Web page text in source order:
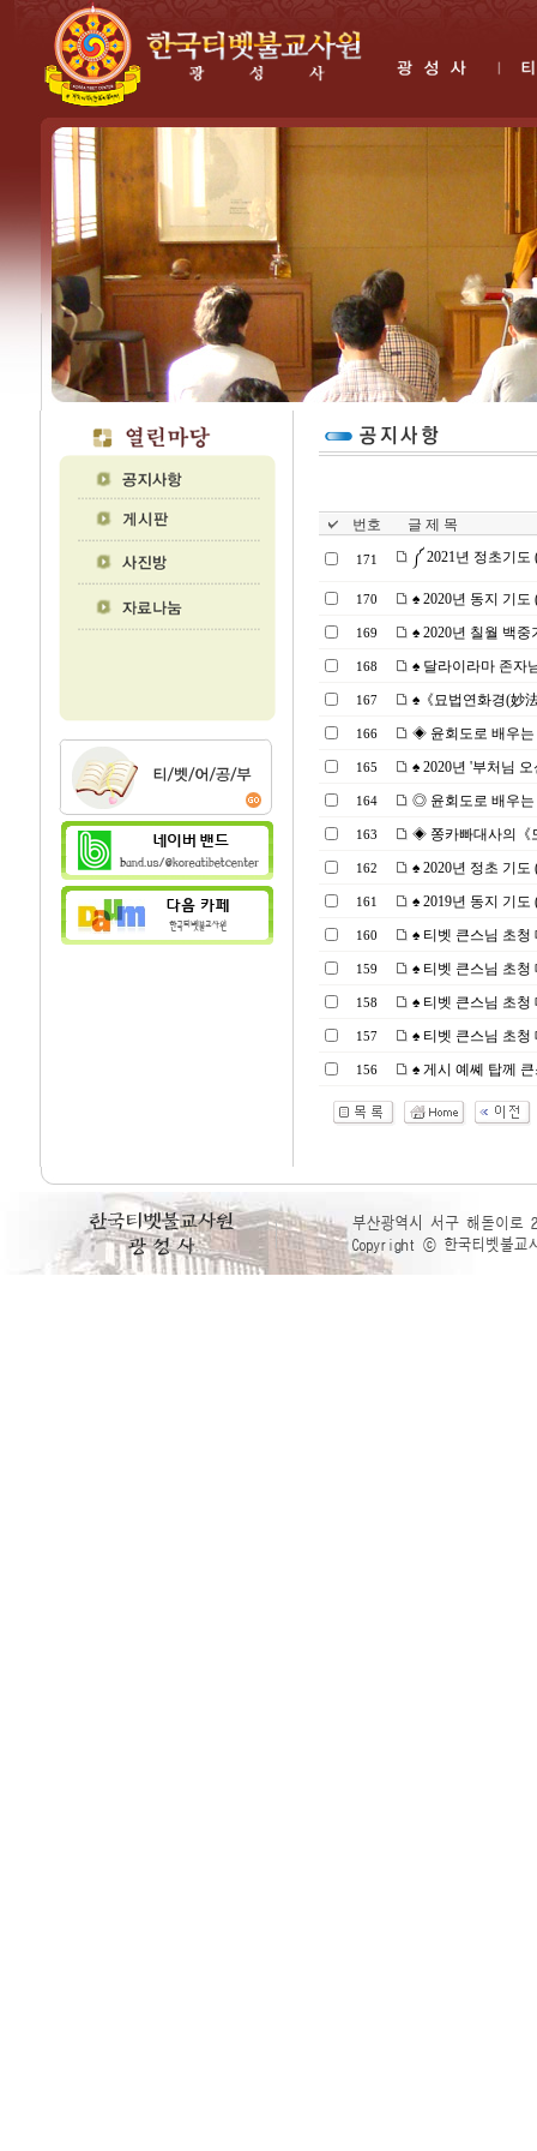
번호 글 제 목
171 ༼ 2021년 정초기도
170 ♠ 2020년 동지 기도
169 ♠ 2020년 칠월 백중
168 ♠ 달라이라마 존자
167 ♠《묘법연화경(妙
166 ◈ 윤회도로 배우는
165 ♠ 2020년 '부처님
164 ◎ 윤회도로 배우는
163 ◈ 쫑카빠대사의《
162 ♠ 2020년 정초 기도
161 ♠ 2019년 동지 기도
160 ♠ 티벳 큰스님 초청
159 ♠ 티벳 큰스님 초청
158 ♠ 티벳 큰스님 초청
157 ♠ 티벳 큰스님 초청
156 ♠ 게시 예쎼 탑께